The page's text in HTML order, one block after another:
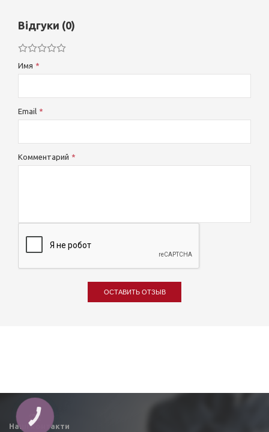
Відгуки (0)
Имя
Email
Комментарий
ОСТАВИТЬ ОТЗЫВ
Наші контакти
КНОПКА
ЗВ'ЯЗКУ